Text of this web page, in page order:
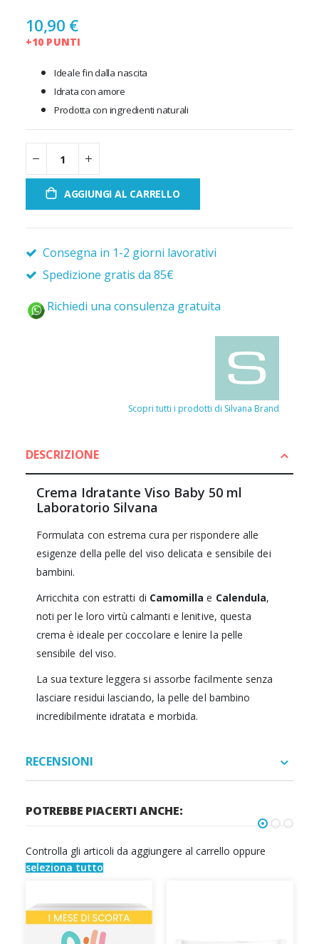
10,90 €
+10 PUNTI
Ideale fin dalla nascita
Idrata con amore
Prodotta con ingredienti naturali
AGGIUNGI AL CARRELLO
Consegna in 1-2 giorni lavorativi
Spedizione gratis da 85€
Richiedi una consulenza gratuita
Scopri tutti i prodotti di Silvana Brand
DESCRIZIONE
Crema Idratante Viso Baby 50 ml
Laboratorio Silvana
Formulata con estrema cura per rispondere alle
esigenze della pelle del viso delicata e sensibile dei
bambini.
Arricchita con estratti di Camomillae Calendula,
noti per le loro virtù calmanti e lenitive, questa
crema è ideale per coccolare e lenire la pelle
sensibile del viso.
La sua texture leggera si assorbe facilmente senza
lasciare residui lasciando, la pelle del bambino
incredibilmente idratata e morbida.
RECENSIONI
POTREBBE PIACERTI ANCHE:
Controlla gli articoli da aggiungere al carrello oppure
seleziona tutto